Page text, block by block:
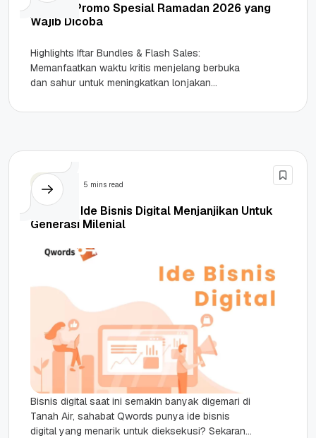
20+ Ide Promo Spesial Ramadan 2026 yang
Wajib Dicoba
Highlights Iftar Bundles & Flash Sales:
Memanfaatkan waktu kritis menjelang berbuka
dan sahur untuk meningkatkan lonjakan
Strategi User Generated...
Bisnis 5 mins read
Terbaru! Ide Bisnis Digital Menjanjikan Untuk
Generasi Milenial
Bisnis digital saat ini semakin banyak digemari di
Tanah Air, sahabat Qwords punya ide bisnis
digital yang menarik untuk dieksekusi? Sekarang